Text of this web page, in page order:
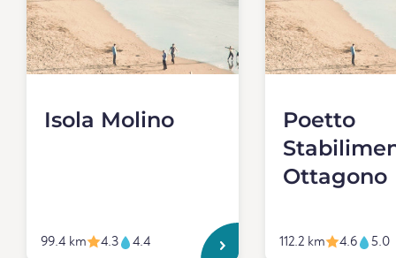
Isola Molino
99.4 km 4.3 4.4
Poetto
Ottagono
112.2 km 4.6 5.0